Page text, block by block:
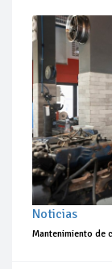
Noticias
Mantenimiento de